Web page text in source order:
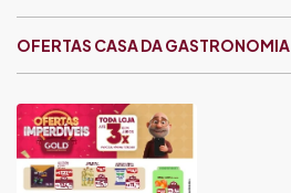
OFERTAS CASA DA GASTRONOMIA